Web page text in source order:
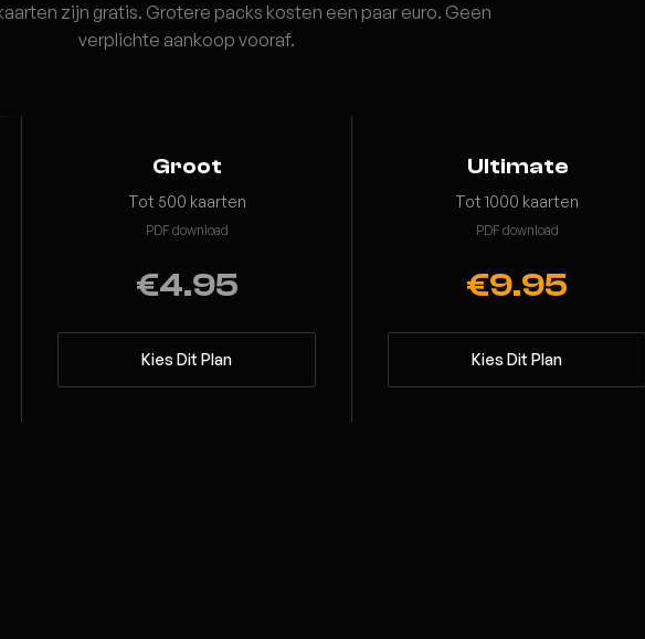
zijn gratis. Grotere packs kosten een paar euro. Geen
verplichte aankoop vooraf.
Groot
Tot 500 kaarten
PDF download
€4.95
Kies Dit Plan
Ultimate
Tot 1000 kaarten
PDF download
€9.95
Kies Dit Plan